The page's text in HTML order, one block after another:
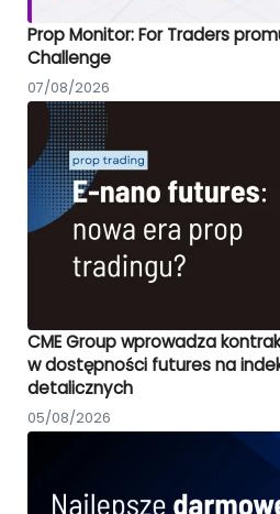
Prop Monitor: For Traders
Challenge
07/08/2026
CME Group wprowadza
w dostępności futures na
detalicznych
05/08/2026